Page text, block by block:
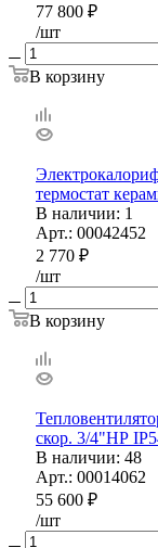
77 800 ₽
/шт
В корзину
термостат
В наличии: 1
Арт.: 00042452
2 770 ₽
/шт
В корзину
скор. 3/4"НР
В наличии: 48
Арт.: 00014062
55 600 ₽
/шт